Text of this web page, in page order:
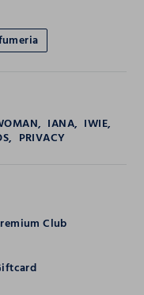
IANA IWIE
PRIVACY
Club